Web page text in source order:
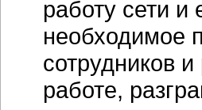
работу сети и
необходимое
сотрудников
работе,